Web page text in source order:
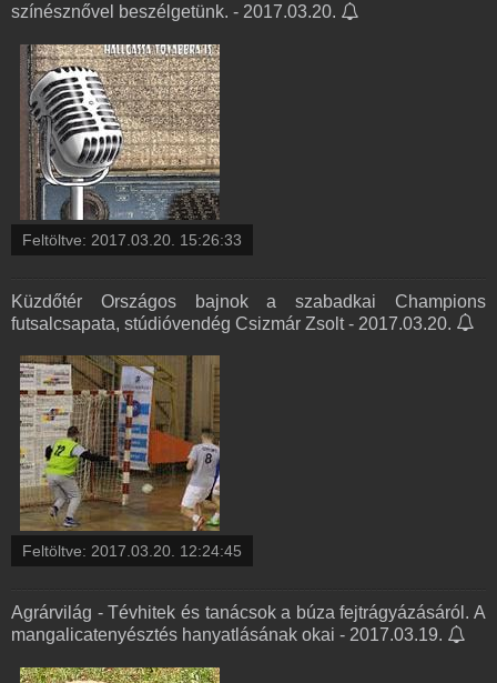
színésznővel beszélgetünk. - 2017.03.20.
Feltöltve: 2017.03.20. 15:26:33
Küzdőtér Országos bajnok a szabadkai Champions
futsalcsapata, stúdióvendég Csizmár Zsolt - 2017.03.20.
Feltöltve: 2017.03.20. 12:24:45
Agrárvilág - Tévhitek és tanácsok a búza fejtrágyázásáról. A
mangalicatenyésztés hanyatlásának okai - 2017.03.19.